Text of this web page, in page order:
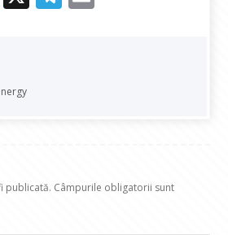
publicată. Câmpurile obligatorii sunt